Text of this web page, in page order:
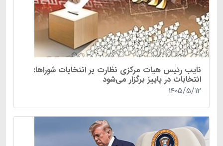
نایب رئیس هیات مرکزی نظارت بر انتخابات شوراها:
انتخابات در پاییز برگزار می‌شود
۱۴۰۵/۵/۱۲